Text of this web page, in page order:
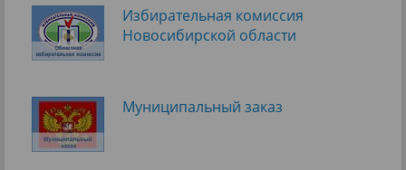
Избирательная комиссия
Новосибирской области
Муниципальный заказ